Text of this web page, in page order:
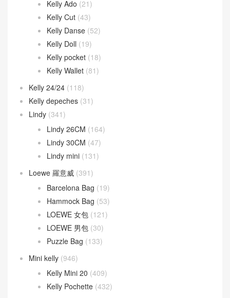
Kelly Ado (21)
Kelly Cut (43)
Kelly Danse (52)
Kelly Doll (19)
Kelly pocket (18)
Kelly Wallet (81)
Kelly 24/24 (118)
Kelly depeches (31)
Lindy (341)
Lindy 26CM (164)
Lindy 30CM (47)
Lindy mini (131)
Loewe 羅意威 (391)
Barcelona Bag (19)
Hammock Bag (53)
LOEWE 女包 (121)
LOEWE 男包 (30)
Puzzle Bag (133)
Mini kelly (946)
Kelly Mini 20 (409)
Kelly Pochette (432)